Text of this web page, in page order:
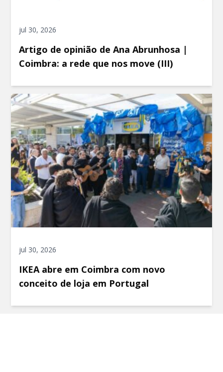
jul 30, 2026
Artigo de opinião de Ana Abrunhosa |
Coimbra: a rede que nos move (III)
jul 30, 2026
IKEA abre em Coimbra com novo
conceito de loja em Portugal